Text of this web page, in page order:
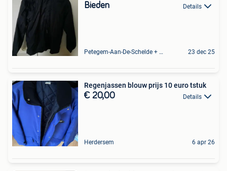
Bieden Details
Petegem-Aan-De-Schelde + Deel Van Oudenaarde 23 dec 25
Regenjassen blouw prijs 10 euro tstuk
€ 20,00 Details
Herdersem 6 apr 26